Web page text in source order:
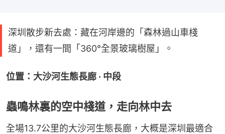
深圳散步新去處：藏在河岸邊的「森林過山車棧
道」，還有一間「360°全景玻璃樹屋」。
位置：大沙河生態長廊 · 中段
蟲鳴林裏的空中棧道，走向林中去
全場13.7公里的大沙河生態長廊，大概是深圳最適合